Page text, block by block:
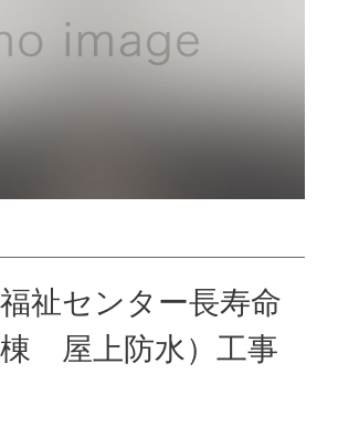
祉センター長寿命
屋上防水）工事